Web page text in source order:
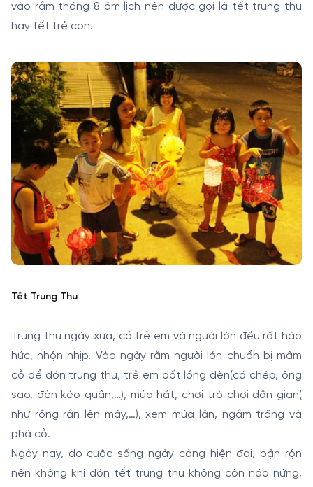
vào rằm tháng 8 âm lịch nên được gọi là tết trung thu
hay tết trẻ con.
Tết Trung Thu
Trung thu ngày xưa, cả trẻ em và người lớn đều rất háo
hức, nhộn nhịp. Vào ngày rằm người lớn chuẩn bị mâm
cỗ để đón trung thu, trẻ em đốt lồng đèn(cá chép, ông
sao, đèn kéo quân,…), múa hát, chơi trò chơi dân gian(
như rồng rắn lên mây,…), xem múa lân, ngắm trăng và
phá cỗ.
Ngày nay, do cuộc sống ngày càng hiện đại, bận rộn
nên không khí đón tết trung thu không còn náo nứng,